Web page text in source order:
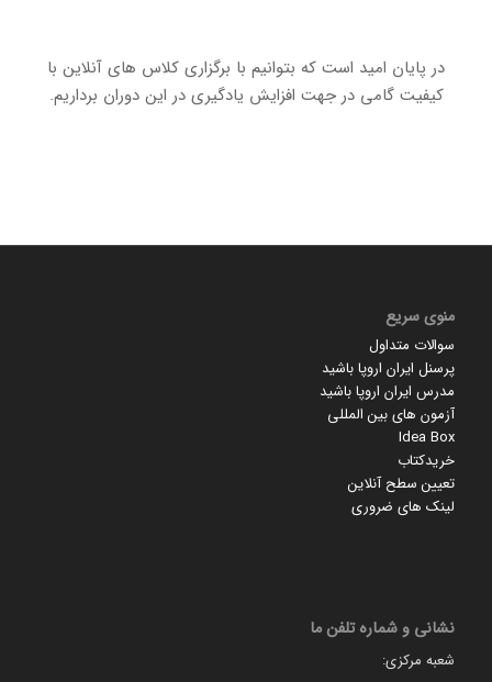
در پایان امید است که بتوانیم با برگزاری کلاس های آنلاین با
کیفیت گامی در جهت افزایش یادگیری در این دوران برداریم.
منوی سریع
سوالات متداول
پرسنل ایران اروپا باشید
مدرس ایران اروپا باشید
آزمون های بین المللی
Idea Box
خریدکتاب
تعیین سطح آنلاین
لینک های ضروری
نشانی و شماره تلفن ما
شعبه مرکزی: